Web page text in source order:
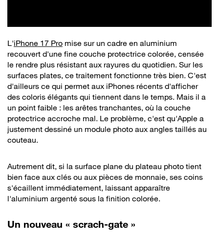
L'iPhone 17 Pro mise sur un cadre en aluminium
recouvert d'une fine couche protectrice colorée, censée
le rendre plus résistant aux rayures du quotidien. Sur les
surfaces plates, ce traitement fonctionne très bien. C'est
d'ailleurs ce qui permet aux iPhones récents d'afficher
des coloris élégants qui tiennent dans le temps. Mais il a
un point faible : les arêtes tranchantes, où la couche
protectrice accroche mal. Le problème, c'est qu'Apple a
justement dessiné un module photo aux angles taillés au
couteau.
Autrement dit, si la surface plane du plateau photo tient
bien face aux clés ou aux pièces de monnaie, ses coins
s'écaillent immédiatement, laissant apparaître
l'aluminium argenté sous la finition colorée.
Un nouveau « scrach-gate »